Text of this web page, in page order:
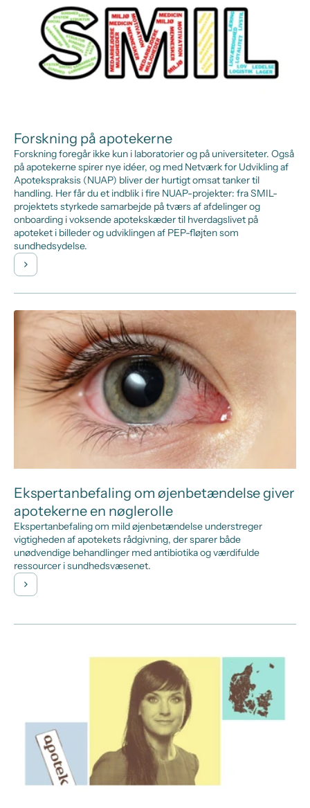
Forskning på apotekerne
Forskning foregår ikke kun i laboratorier og på universiteter. Også
på apotekerne spirer nye idéer, og med Netværk for Udvikling af
Apotekspraksis (NUAP) bliver der hurtigt omsat tanker til
handling. Her får du et indblik i fire NUAP-projekter: fra SMIL-
projektets styrkede samarbejde på tværs af afdelinger og
onboarding i voksende apotekskæder til hverdagslivet på
apoteket i billeder og udviklingen af PEP-fløjten som
sundhedsydelse.
Ekspertanbefaling om øjenbetændelse giver
apotekerne en nøglerolle
Ekspertanbefaling om mild øjenbetændelse understreger
vigtigheden af apotekets rådgivning, der sparer både
unødvendige behandlinger med antibiotika og værdifulde
ressourcer i sundhedsvæsenet.